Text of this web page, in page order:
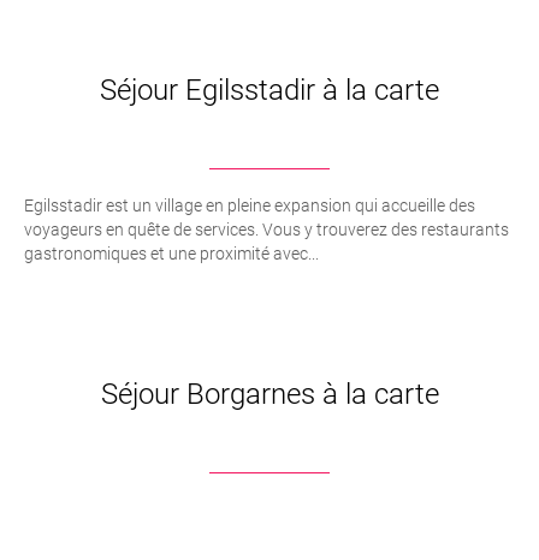
Séjour Egilsstadir à la carte
Egilsstadir est un village en pleine expansion qui accueille des
voyageurs en quête de services. Vous y trouverez des restaurants
gastronomiques et une proximité avec...
Séjour Borgarnes à la carte